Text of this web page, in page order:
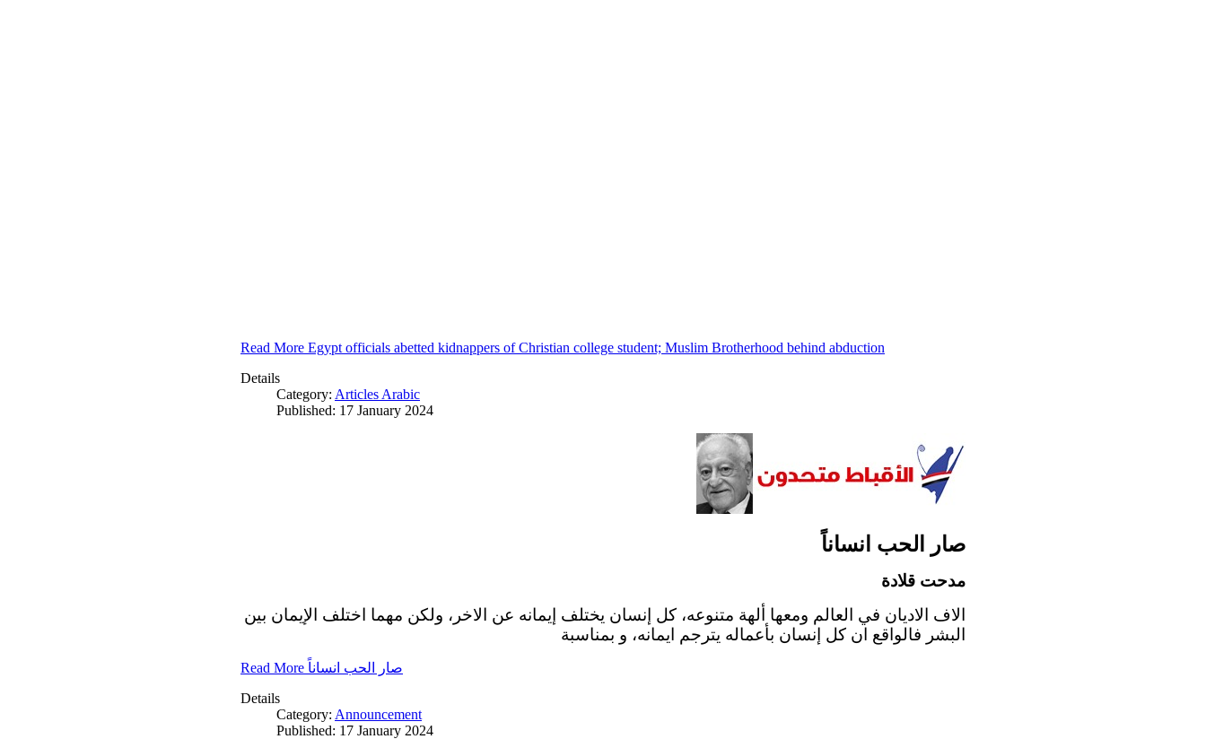
Read More Egypt officials abetted kidnappers of Christian college student; Muslim Brotherhood behind abduction
Details
Category: Articles Arabic
Published: 17 January 2024
صار الحب انساناً
مدحت قلادة
الاف الاديان في العالم ومعها ألهة متنوعه، كل إنسان يختلف إيمانه عن الاخر، ولكن مهما اختلف الإيمان بين
البشر فالواقع ان كل إنسان بأعماله يترجم ايمانه، و بمناسبة
Read More صار الحب انساناً
Details
Category: Announcement
Published: 17 January 2024